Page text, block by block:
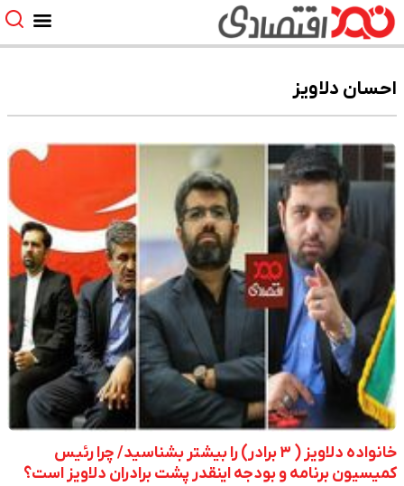
احسان دلاویز
خانواده دلاویز ( ۳ برادر) را بیشتر بشناسید/ چرا رئیس
کمیسیون برنامه و بودجه اینقدر پشت برادران دلاویز است؟